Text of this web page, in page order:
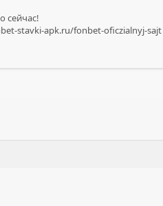
сейчас!
stavki-apk.ru/fonbet-oficzialnyj-sajt